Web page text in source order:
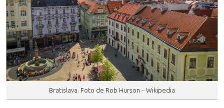
Bratislava. Foto de Rob Hurson – Wikipedia